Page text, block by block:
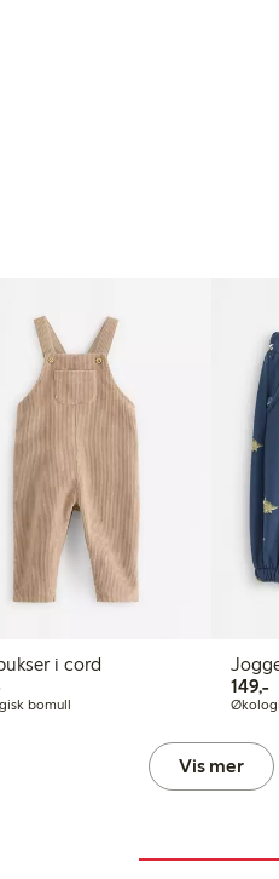
i cord
299,00 kr
bomull
149,-
Vis mer